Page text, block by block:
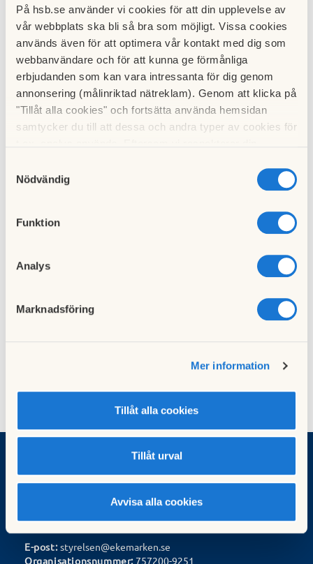
På hsb.se använder vi cookies för att din upplevelse av
vår webbplats ska bli så bra som möjligt. Vissa cookies
används även för att optimera vår kontakt med dig som
webbanvändare och för att kunna ge förmånliga
erbjudanden som kan vara intressanta för dig genom
annonsering (målinriktad nätreklam). Genom att klicka på
"Tillåt alla cookies" och fortsätta använda hemsidan
samtycker du till att dessa och andra typer av cookies för
cookies och välja att endast tillåta ett urval.
Nödvändig
Funktion
Analys
Marknadsföring
Mer information
Tillåt alla cookies
Tillåt urval
Avvisa alla cookies
Slottskogen till firande ute på öarna och ute på slotten runt
om i Västra Götaland.
Göteborgs stadslista
GPslista
Glad midsommar önskar styrelsen!
Till nyhetslistan
Farligt avfall-bil
31 mars 2015
HSB Brf Ekemarken
417 02 Göteborg
E-post:styrelsen@ekemarken.se
Organisationsnummer:757200-9251